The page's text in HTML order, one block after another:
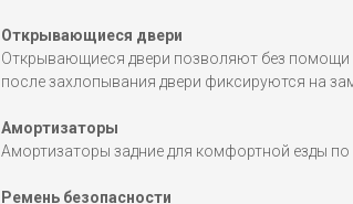
Открывающиеся двери
Открывающиеся двери позволяют без помощи
после захлопывания двери фиксируются на
Амортизаторы
Амортизаторы задние для комфортной езды по
Ремень безопасности